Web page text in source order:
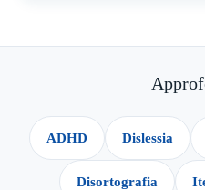
ADHD Dislessia
Disortografia